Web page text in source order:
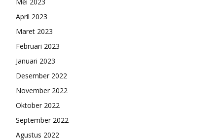
April 2023
Maret 2023
Februari 2023
Januari 2023
Desember 2022
November 2022
Oktober 2022
September 2022
Agustus 2022